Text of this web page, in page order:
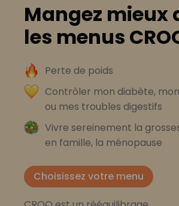
Mangez mieux
les menus
Perte de poids
Contrôler mon diabète,
ou mes troubles digestifs
Vivre sereinement la
en famille, la ménopause
Choisissez votre menu